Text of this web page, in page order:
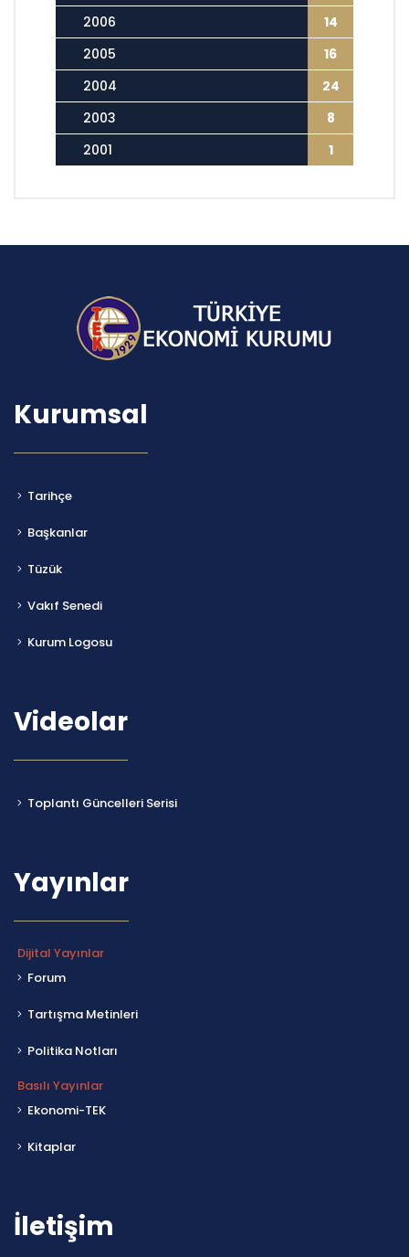
2006
14
2005
16
2004
24
2003
8
2001
1
Kurumsal
Tarihçe
Başkanlar
Tüzük
Vakıf Senedi
Kurum Logosu
Videolar
Toplantı Güncelleri Serisi
Yayınlar
Dijital Yayınlar
Forum
Tartışma Metinleri
Politika Notları
Basılı Yayınlar
Ekonomi-TEK
Kitaplar
İletişim